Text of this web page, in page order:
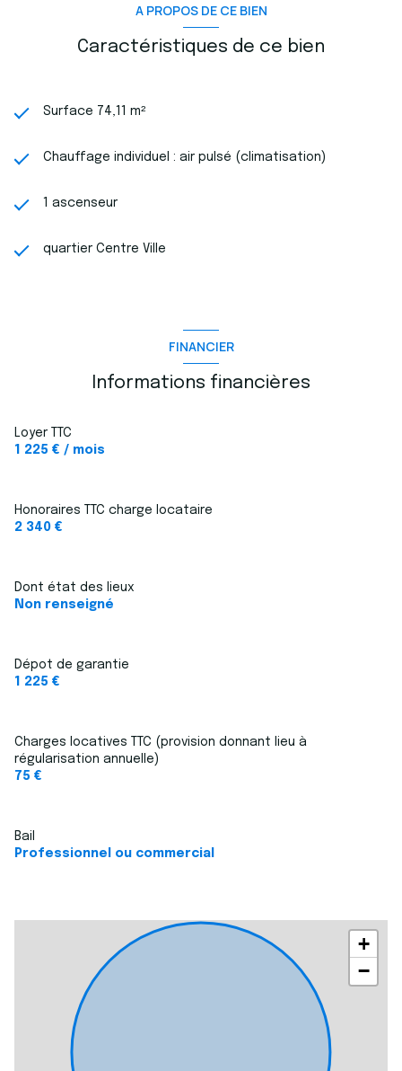
annuellement
- Dépot de garantie : 1 225 €
Pour tout renseignement complémentaire ou pour organiser
une visite, contactez
A PROPOS DE CE BIEN
Caractéristiques de ce bien
Surface 74,11 m²
Chauffage individuel : air pulsé (climatisation)
1 ascenseur
quartier Centre Ville
FINANCIER
Informations financières
Loyer TTC
1 225 € / mois
Honoraires TTC charge locataire
2 340 €
Dont état des lieux
Non renseigné
Dépot de garantie
1 225 €
Charges locatives TTC (provision donnant lieu à
régularisation annuelle)
75 €
Bail
Professionnel ou commercial
+
−